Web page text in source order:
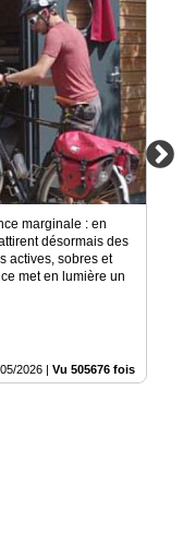
marginale : en
désormais des
actives, sobres et
met en lumière un
2026 | Vu 505676 fois